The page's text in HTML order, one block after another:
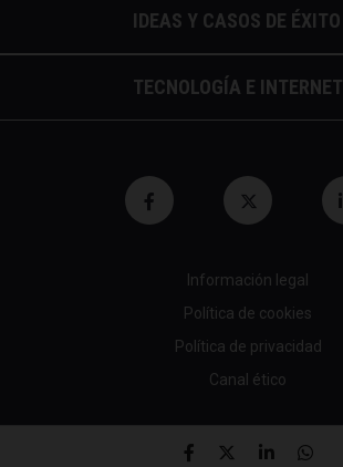
Barómetros de sueldos
Economía colaborativa
Economía para Pymes
Fiscalidad y hacienda
IDEAS Y CASOS DE ÉXITO
Calendario de eventos
Casos de éxito
Entrevistas / autores
Gestión y liderazgo
Psicología y coaching
TECNOLOGÍA E INTERNET
Blockchain y similares
Nuevas profesiones
Tecnología en empresas
Información legal
Política de cookies
Política de privacidad
Canal ético